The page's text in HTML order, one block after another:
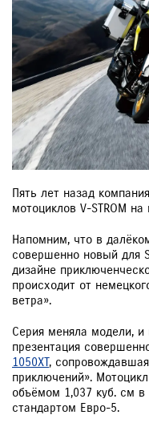
Пять лет назад
мотоциклов V-STROM
Напомним, что в
совершенно новый для
дизайне
происходит от
ветра».
Серия меняла модели, и
презентация
1050XT,
приключений».
объёмом 1,037 куб. см в
стандартом Евро-5.